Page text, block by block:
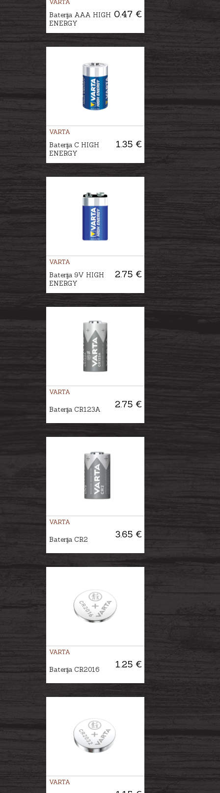
VARTA
0.47 €
Baterija AAA HIGH
ENERGY
VARTA
1.35 €
Baterija C HIGH
ENERGY
VARTA
2.75 €
Baterija 9V HIGH
ENERGY
VARTA
2.75 €
Baterija CR123A
VARTA
3.65 €
Baterija CR2
VARTA
1.25 €
Baterija CR2016
VARTA